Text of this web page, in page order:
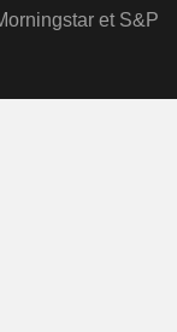
et S&P